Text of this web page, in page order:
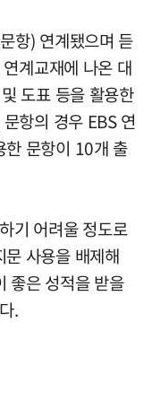
항) 연계됐으며 듣
계교재에 나온 대
도표 등을 활용한
항의 경우 EBS 연
한 문항이 10개 출
기 어려울 정도로
사용을 배제해
좋은 성적을 받을
.